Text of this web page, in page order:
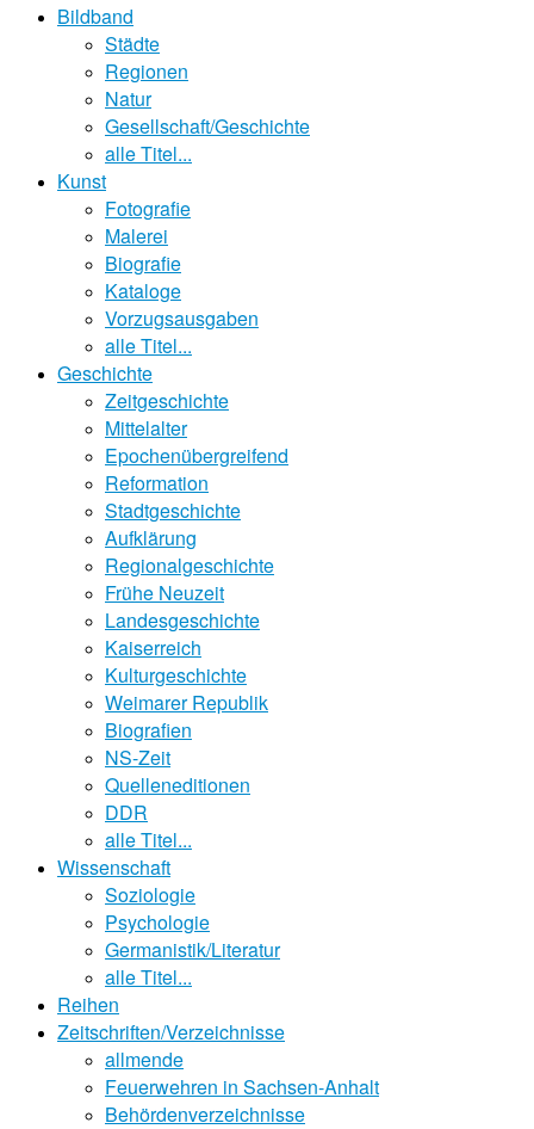
Bildband
Städte
Regionen
Natur
Gesellschaft/Geschichte
alle Titel...
Kunst
Fotografie
Malerei
Biografie
Kataloge
Vorzugsausgaben
alle Titel...
Geschichte
Zeitgeschichte
Mittelalter
Epochenübergreifend
Reformation
Stadtgeschichte
Aufklärung
Regionalgeschichte
Frühe Neuzeit
Landesgeschichte
Kaiserreich
Kulturgeschichte
Weimarer Republik
Biografien
NS-Zeit
Quelleneditionen
DDR
alle Titel...
Wissenschaft
Soziologie
Psychologie
Germanistik/Literatur
alle Titel...
Reihen
Zeitschriften/Verzeichnisse
allmende
Feuerwehren in Sachsen-Anhalt
Behördenverzeichnisse